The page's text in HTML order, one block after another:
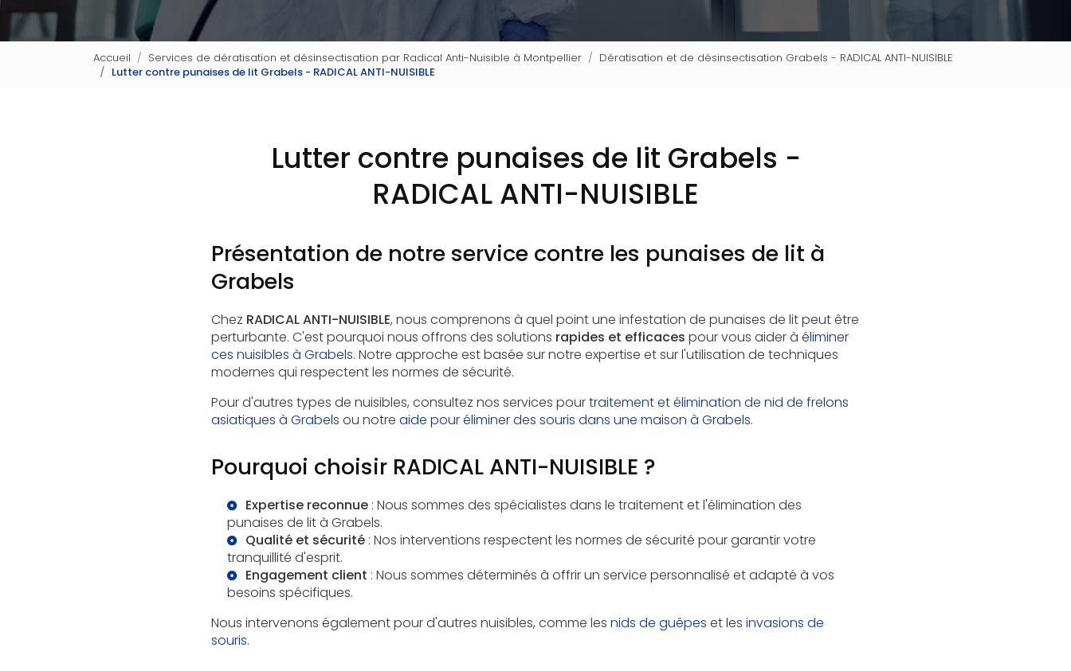
Accueil Services de dératisation et désinsectisation par Radical Anti-Nuisible à Montpellier
Dératisation et de désinsectisation Grabels - RADICAL ANTI-NUISIBLE
Lutter contre punaises de lit Grabels - RADICAL ANTI-NUISIBLE
Lutter contre punaises de lit Grabels -
RADICAL ANTI-NUISIBLE
Présentation de notre service contre les punaises de lit à
Grabels
Chez RADICAL ANTI-NUISIBLE, nous comprenons à quel point une infestation de punaises de lit peut être
perturbante. C'est pourquoi nous offrons des solutions rapides et efficaces pour vous aider à éliminer
ces nuisibles à Grabels. Notre approche est basée sur notre expertise et sur l'utilisation de techniques
modernes qui respectent les normes de sécurité.
Pour d'autres types de nuisibles, consultez nos services pourtraitement et élimination de nid de frelons
asiatiques à Grabels ou notre aide pour éliminer des souris dans une maison à Grabels.
Pourquoi choisir RADICAL ANTI-NUISIBLE ?
Expertise reconnue: Nous sommes des spécialistes dans le traitement et l'élimination des
punaises de lit à Grabels.
Qualité et sécurité: Nos interventions respectent les normes de sécurité pour garantir votre
tranquillité d'esprit.
Engagement client : Nous sommes déterminés à offrir un service personnalisé et adapté à vos
besoins spécifiques.
Nous intervenons également pour d'autres nuisibles, comme les nids de guêpes et les invasions de
souris.